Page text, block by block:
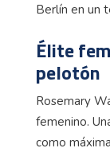
Berlín en un
Élite
pelotón
Rosemary
femenino.
como